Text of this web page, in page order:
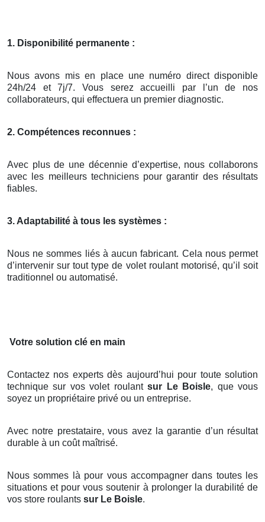
1. Disponibilité permanente :
Nous avons mis en place une numéro direct disponible
24h/24 et 7j/7. Vous serez accueilli par l’un de nos
collaborateurs, qui effectuera un premier diagnostic.
2. Compétences reconnues :
Avec plus de une décennie d’expertise, nous collaborons
avec les meilleurs techniciens pour garantir des résultats
fiables.
3. Adaptabilité à tous les systèmes :
Nous ne sommes liés à aucun fabricant. Cela nous permet
d’intervenir sur tout type de volet roulant motorisé, qu’il soit
traditionnel ou automatisé.
Votre solution clé en main
Contactez nos experts dès aujourd’hui pour toute solution
technique sur vos volet roulantsur Le Boisle, que vous
soyez un propriétaire privé ou un entreprise.
Avec notre prestataire, vous avez la garantie d’un résultat
durable à un coût maîtrisé.
Nous sommes là pour vous accompagner dans toutes les
situations et pour vous soutenir à prolonger la durabilité de
vos store roulants sur Le Boisle.